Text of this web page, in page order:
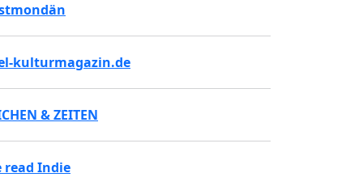
kulturmagazin.de
& ZEITEN
read Indie